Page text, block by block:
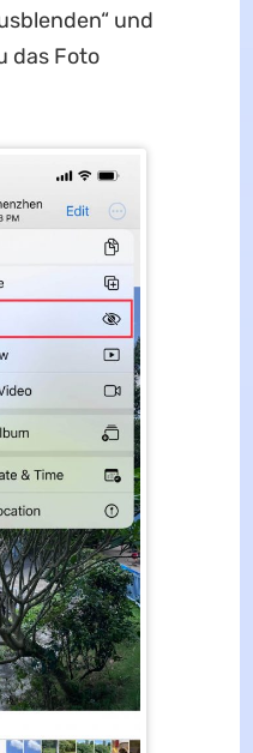
und
das Foto